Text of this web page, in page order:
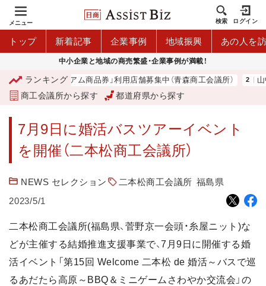
メニュー 検索 ログイン
トップ 新着記事 企業事例 地域振興 あの人を
中小企業と地域の商売繁盛・企業事例が満載！
ランキング
「青森市プレミアム商品券」利用店舗募集中（青森商工会議所） 山
商工会議所から探す 都道府県から探す
7月9日に婚活バスツアーイベント
を開催（二本松商工会議所）
NEWS セレクション 二本松商工会議所 福島県
2023/5/1
二本松商工会議所(福島県、菅野京一会頭・糸屋ニット)な
どが主催する結婚推進支援事業で、7月9日に開催する婚
活イベント「第15回 Welcome 二本松 de 婚活～バスで巡
るあだたら高原～BBQ＆ミニゲームさわやか交流会」の